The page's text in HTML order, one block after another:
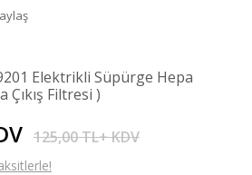
Elektrikli Süpürge Hepa
Filtresi )
125,00 TL+ KDV